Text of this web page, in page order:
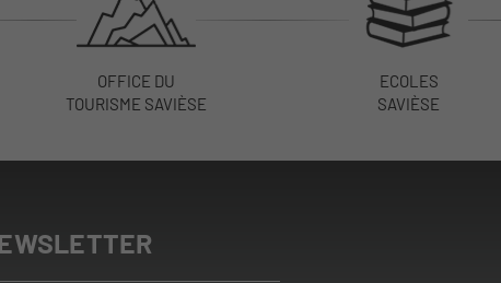
OFFICE DU
TOURISME SAVIÈSE
ECOLES
SAVIÈSE